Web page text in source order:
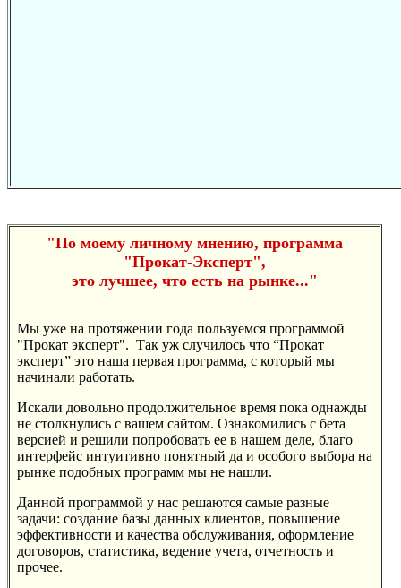
"По моему личному мнению, программа
"Прокат-Эксперт",
это лучшее, что есть на рынке..."
Мы уже на протяжении года пользуемся программой
"Прокат эксперт". Так уж случилось что “Прокат
эксперт” это наша первая программа, с который мы
начинали работать.
Искали довольно продолжительное время пока однажды
не столкнулись с вашем сайтом. Ознакомились с бета
версией и решили попробовать ее в нашем деле, благо
интерфейс интуитивно понятный да и особого выбора на
рынке подобных программ мы не нашли.
Данной программой у нас решаются самые разные
задачи: создание базы данных клиентов, повышение
эффективности и качества обслуживания, оформление
договоров, статистика, ведение учета, отчетность и
прочее.